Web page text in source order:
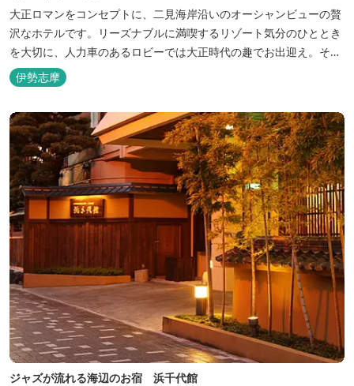
大正ロマンをコンセプトに、二見海岸沿いのオーシャンビューの贅
沢なホテルです。リーズナブルに満喫するリゾート気分のひととき
を大切に、人力車のあるロビーでは大正時代の趣でお出迎え。そし
て、抜群の眺めが自慢の露天風呂｢七福の湯｣は、趣向を凝らした七
つのお風呂のうち、五つをご宿泊者様無料の貸切風呂としてご利用
伊勢志摩
ジャズが流れる海辺のお宿 浜千代館